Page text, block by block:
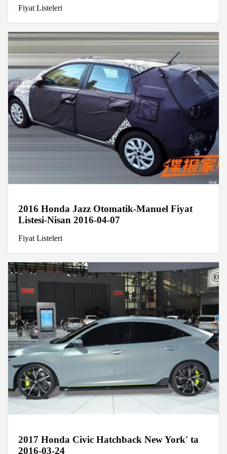
Fiyat Listeleri
2016 Honda Jazz Otomatik-Manuel Fiyat
Listesi-Nisan 2016-04-07
Fiyat Listeleri
2017 Honda Civic Hatchback New York' ta
2016-03-24